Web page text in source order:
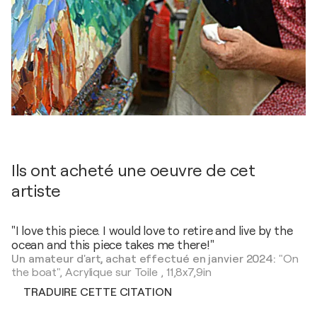
Ils ont acheté une oeuvre de cet
artiste
"I love this piece. I would love to retire and live by the
ocean and this piece takes me there!"
Un amateur d'art, achat effectué en janvier 2024: "On
the boat", Acrylique sur Toile , 11,8x7,9in
TRADUIRE CETTE CITATION